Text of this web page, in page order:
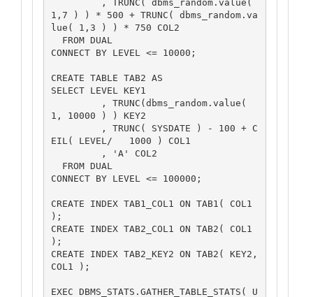
1,7 ) ) * 500 + TRUNC( dbms_random.va
lue( 1,3 ) ) * 750 COL2
CONNECT BY LEVEL <= 10000;
CREATE TABLE TAB2 AS
SELECT LEVEL KEY1
1, 10000 ) ) KEY2
EIL( LEVEL/   1000 ) COL1
CONNECT BY LEVEL <= 100000;
CREATE INDEX TAB1_COL1 ON TAB1( COL1
);
CREATE INDEX TAB2_COL1 ON TAB2( COL1
);
CREATE INDEX TAB2_KEY2 ON TAB2( KEY2,
COL1 );
EXEC DBMS_STATS.GATHER_TABLE_STATS( U